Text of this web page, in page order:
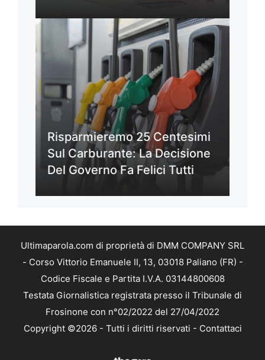
Risparmieremo 25 Centesimi
Sul Carburante: La Decisione
Del Governo Fa Felici Tutti
Ultimaparola.com di proprietà di DMM COMPANY SRL
- Corso Vittorio Emanuele II, 13, 03018 Paliano (FR) -
Codice Fiscale e Partita I.V.A. 03144800608
Testata Giornalistica registrata presso il Tribunale di
Frosinone con n°02/2022 del 27/04/2022
Copyright ©2026 - Tutti i diritti riservati - Contattaci